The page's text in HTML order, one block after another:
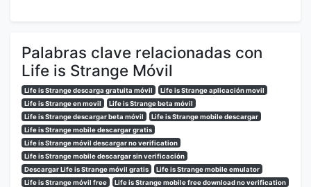
Palabras clave relacionadas con
Life is Strange Móvil
Life is Strange descarga gratuita móvil
Life is Strange aplicación movil
Life is Strange en movil
Life is Strange beta móvil
Life is Strange descargar beta móvil
Life is Strange mobile descargar
Life is Strange mobile descargar gratis
Life is Strange móvil descargar no verification
Life is Strange mobile descargar sin verificación
Descargar Life is Strange móvil gratis
Life is Strange mobile emulator
Life is Strange móvil free
Life is Strange mobile free download no verification